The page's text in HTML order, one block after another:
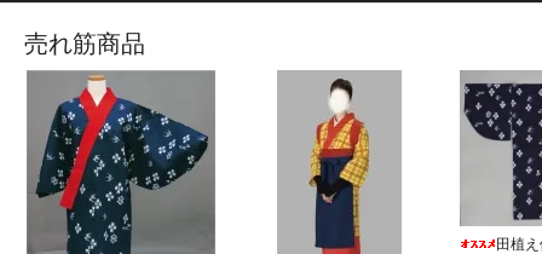
売れ筋商品
田植